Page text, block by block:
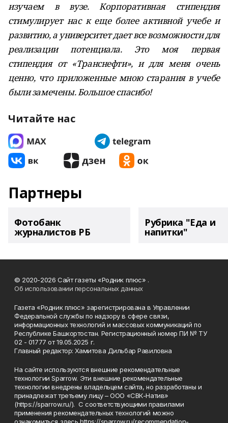
изучаем в вузе. Корпоративная стипендия
стимулирует нас к еще более активной учебе и
развитию, а университет дает все возможности для
реализации потенциала. Это моя первая
стипендия от «Транснефти», и для меня очень
ценно, что приложенные мною старания в учебе
были замечены. Большое спасибо!
Читайте нас
Партнеры
Фотобанк
журналистов РБ
Рубрика "Еда и
напитки"
© 2020-2026 Сайт газеты «Родник плюс» .
Об использовании персональных данных
Газета «Родник плюс» зарегистрирована в Управлении
Федеральной службы по надзору в сфере связи,
информационных технологий и массовых коммуникаций по
Республике Башкортостан. Регистрационный номер ПИ № ТУ
02 - 01777 от 19.05.2025 г.
Главный редактор: Хамитова Дильбар Равиловна
На сайте используются внешние рекомендательные
технологии Sparrow. Эти внешние рекомендательные
технологии внедрены владельцем сайта, но разработаны и
принадлежат третьему лицу – ООО «СВК-Натив»
(https://sparrow.ru/). С соответствующими правилами
применения рекомендательных технологий можно